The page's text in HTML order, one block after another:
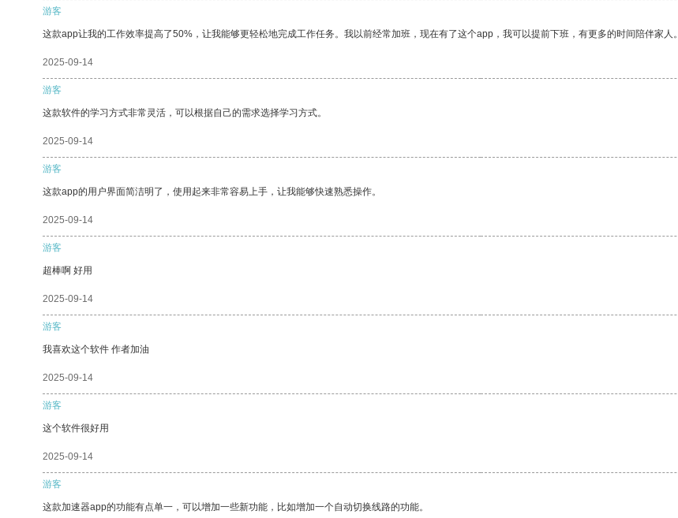
游客
这款app让我的工作效率提高了50%，让我能够更轻松地完成工作任务。我以前经常加班，现在有了这个app，我可以提前下班，有更多的时间陪伴家人。
2025-09-14
游客
这款软件的学习方式非常灵活，可以根据自己的需求选择学习方式。
2025-09-14
游客
这款app的用户界面简洁明了，使用起来非常容易上手，让我能够快速熟悉操作。
2025-09-14
游客
超棒啊 好用
2025-09-14
游客
我喜欢这个软件 作者加油
2025-09-14
游客
这个软件很好用
2025-09-14
游客
这款加速器app的功能有点单一，可以增加一些新功能，比如增加一个自动切换线路的功能。